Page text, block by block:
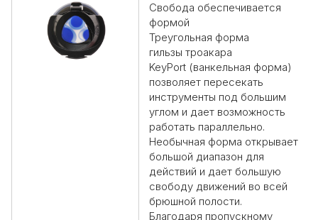
Свобода обеспечивается
формой
Треугольная форма
гильзы троакара
KeyPort (ванкельная форма)
позволяет пересекать
инструменты под большим
углом и дает возможность
работать параллельно.
Необычная форма открывает
большой диапазон для
действий и дает большую
свободу движений во всей
брюшной полости.
Благодаря пропускному